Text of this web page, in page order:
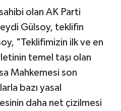
olan AK Parti
Gülsoy, teklifin
"Teklifimizin ilk ve en
temel taşı olan
Mahkemesi son
bazı yasal
daha net çizilmesi